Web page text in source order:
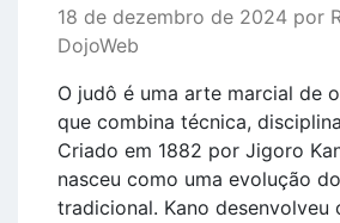
18 de dezembro de 2024 por
DojoWeb
O judô é uma arte marcial de
que combina técnica,
Criado em 1882 por Jigoro
nasceu como uma evolução
tradicional. Kano desenvolveu